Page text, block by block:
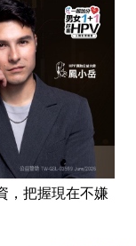
，把握現在不嫌